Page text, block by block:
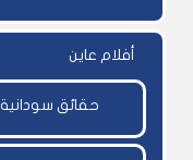
أفلام عاين
حقائق سودانية